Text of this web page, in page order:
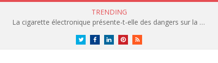
TRENDING
La cigarette électronique présente-t-elle des dangers sur la santé?
TwitterFacebookLinkedInPinterestRSS